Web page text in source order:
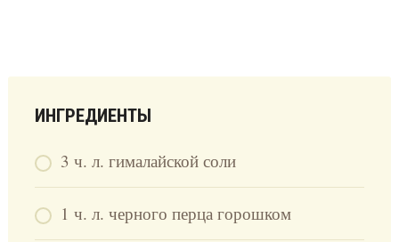
ИНГРЕДИЕНТЫ
3 ч. л. гималайской соли
1 ч. л. черного перца горошком